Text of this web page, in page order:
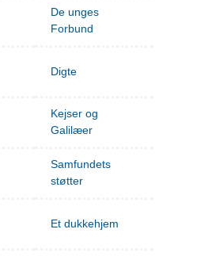
De unges
Forbund
Digte
Kejser og
Galilæer
Samfundets
støtter
Et dukkehjem